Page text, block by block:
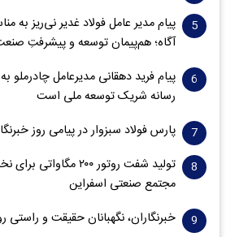
پیام مدیر عامل فولاد غدیر نی‌ریز به
آگاه؛ هم‌پیمان توسعه و پیشرفتِ
پیام فرید دهقانی مدیرعامل چادرملو
رسانه شریک توسعه ملی است
پارس فولاد سبزوار در پیامی روز
تولید شفت روتور ۲۰۰
مجتمع صنعتی اسفراین
خبرنگاران، نگهبانان حقیقت و راستی